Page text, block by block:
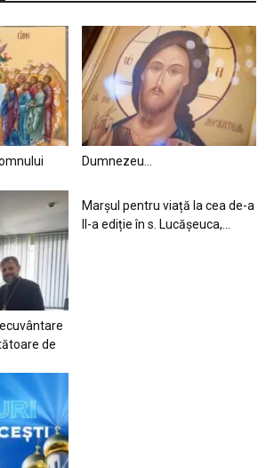
Dumnezeu…
de
Marșul pentru viață la cea de-a
II-a ediție în s. Lucășeuca,...